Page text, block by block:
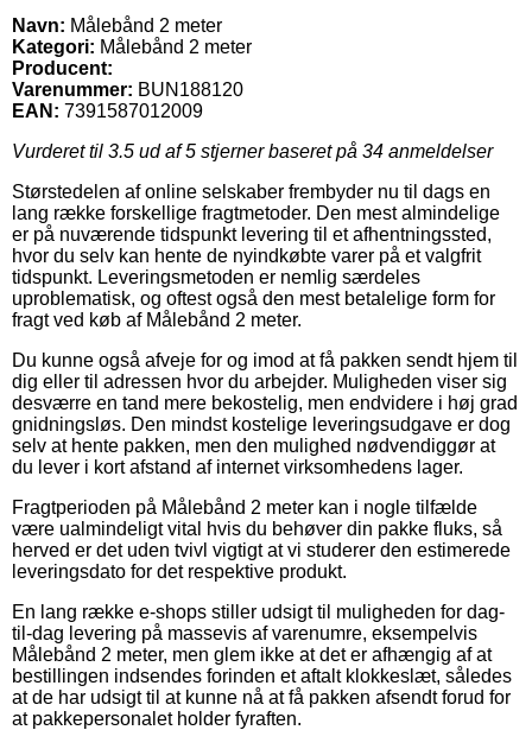
Navn: Målebånd 2 meter
Kategori: Målebånd 2 meter
Producent:
Varenummer: BUN188120
EAN: 7391587012009
Vurderet til 3.5 ud af 5 stjerner baseret på 34 anmeldelser
Størstedelen af online selskaber frembyder nu til dags en
lang række forskellige fragtmetoder. Den mest almindelige
er på nuværende tidspunkt levering til et afhentningssted,
hvor du selv kan hente de nyindkøbte varer på et valgfrit
tidspunkt. Leveringsmetoden er nemlig særdeles
uproblematisk, og oftest også den mest betalelige form for
fragt ved køb af Målebånd 2 meter.
Du kunne også afveje for og imod at få pakken sendt hjem til
dig eller til adressen hvor du arbejder. Muligheden viser sig
desværre en tand mere bekostelig, men endvidere i høj grad
gnidningsløs. Den mindst kostelige leveringsudgave er dog
selv at hente pakken, men den mulighed nødvendiggør at
du lever i kort afstand af internet virksomhedens lager.
Fragtperioden på Målebånd 2 meter kan i nogle tilfælde
være ualmindeligt vital hvis du behøver din pakke fluks, så
herved er det uden tvivl vigtigt at vi studerer den estimerede
leveringsdato for det respektive produkt.
En lang række e-shops stiller udsigt til muligheden for dag-
til-dag levering på massevis af varenumre, eksempelvis
Målebånd 2 meter, men glem ikke at det er afhængig af at
bestillingen indsendes forinden et aftalt klokkeslæt, således
at de har udsigt til at kunne nå at få pakken afsendt forud for
at pakkepersonalet holder fyraften.